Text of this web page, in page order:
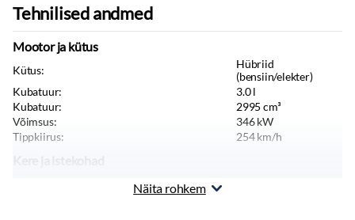
Tehnilised andmed
Mootor ja kütus
Kütus:
Hübriid
(bensiin/elekter)
Kubatuur:
3.0l
Kubatuur:
2995 cm³
Võimsus:
346kW
Tippkiirus:
254km/h
Näita rohkem